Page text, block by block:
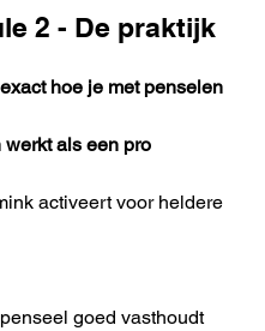
2 - De praktijk
hoe je met penselen
als een pro
activeert voor heldere
goed vasthoudt